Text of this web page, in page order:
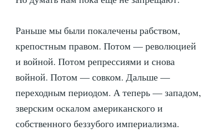
Раньше мы были покалечены рабством,
крепостным правом. Потом — революцией
и войной. Потом репрессиями и снова
войной. Потом — совком. Дальше —
переходным периодом. А теперь — западом,
зверским оскалом американского и
собственного беззубого империализма.